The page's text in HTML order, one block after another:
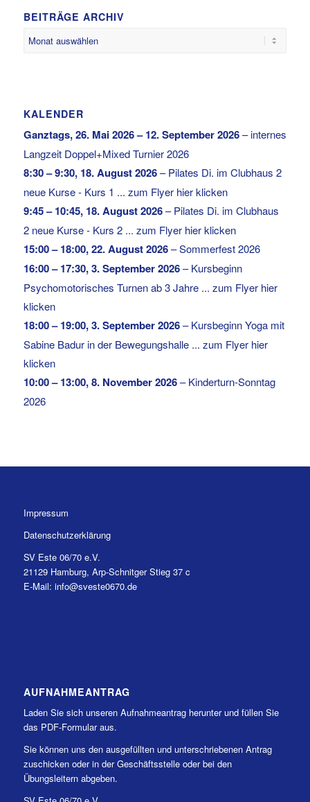
BEITRÄGE ARCHIV
KALENDER
Ganztags,26. Mai 2026– 12. September 2026–internes
Langzeit Doppel+Mixed Turnier 2026
8:30– 9:30, 18. August 2026–Pilates Di. im Clubhaus 2
neue Kurse - Kurs 1 ... zum Flyer hier klicken
9:45– 10:45, 18. August 2026–Pilates Di. im Clubhaus
2 neue Kurse - Kurs 2 ... zum Flyer hier klicken
15:00– 18:00,22. August 2026–Sommerfest 2026
16:00– 17:30,3. September 2026–Kursbeginn
Psychomotorisches Turnen ab 3 Jahre ... zum Flyer hier
klicken
18:00– 19:00,3. September 2026–Kursbeginn Yoga mit
Sabine Badur in der Bewegungshalle ... zum Flyer hier
klicken
10:00– 13:00,8. November 2026–Kinderturn-Sonntag
2026
Impressum
Datenschutzerklärung
SV Este 06/70 e.V.
21129 Hamburg, Arp-Schnitger Stieg 37 c
E-Mail: info@sveste0670.de
AUFNAHMEANTRAG
Laden Sie sich unseren Aufnahmeantrag herunter und füllen Sie
das PDF-Formular aus.
Sie können uns den ausgefüllten und unterschriebenen Antrag
zuschicken oder in der Geschäftsstelle oder bei den
Übungsleitern abgeben.